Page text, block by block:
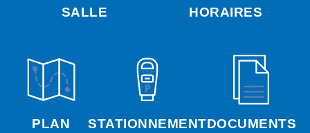
SALLE
HORAIRES
PLAN STATIONNEMENTDOCUMENTS